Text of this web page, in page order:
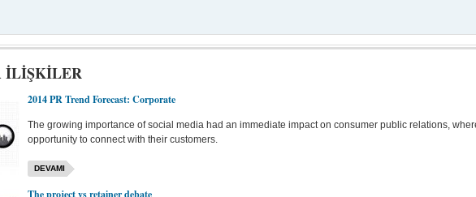
İLİŞKİLER
2014 PR Trend Forecast: Corporate
The growing importance of social media had an immediate impact on consumer public relations,
opportunity to connect with their customers.
DEVAMI
The project vs retainer debate